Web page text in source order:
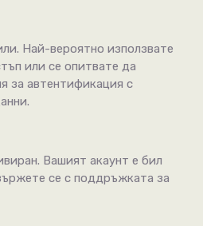
Най-вероятно използвате
или се опитвате да
за автентификация с
Вашият акаунт е бил
се с поддръжката за